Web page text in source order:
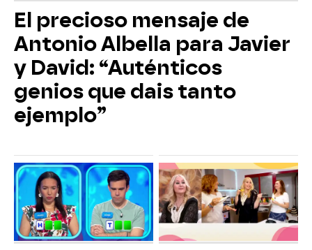
El precioso mensaje de
Antonio Albella para Javier
y David: “Auténticos
genios que dais tanto
ejemplo”